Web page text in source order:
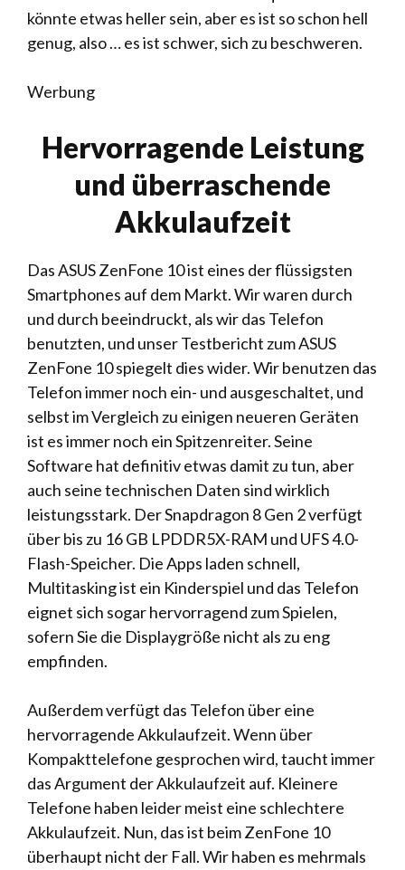
könnte etwas heller sein, aber es ist so schon hell
genug, also … es ist schwer, sich zu beschweren.
Werbung
Hervorragende Leistung
und überraschende
Akkulaufzeit
Das ASUS ZenFone 10 ist eines der flüssigsten
Smartphones auf dem Markt. Wir waren durch
und durch beeindruckt, als wir das Telefon
benutzten, und unser Testbericht zum ASUS
ZenFone 10 spiegelt dies wider. Wir benutzen das
Telefon immer noch ein- und ausgeschaltet, und
selbst im Vergleich zu einigen neueren Geräten
ist es immer noch ein Spitzenreiter. Seine
Software hat definitiv etwas damit zu tun, aber
auch seine technischen Daten sind wirklich
leistungsstark. Der Snapdragon 8 Gen 2 verfügt
über bis zu 16 GB LPDDR5X-RAM und UFS 4.0-
Flash-Speicher. Die Apps laden schnell,
Multitasking ist ein Kinderspiel und das Telefon
eignet sich sogar hervorragend zum Spielen,
sofern Sie die Displaygröße nicht als zu eng
empfinden.
Außerdem verfügt das Telefon über eine
hervorragende Akkulaufzeit. Wenn über
Kompakttelefone gesprochen wird, taucht immer
das Argument der Akkulaufzeit auf. Kleinere
Telefone haben leider meist eine schlechtere
Akkulaufzeit. Nun, das ist beim ZenFone 10
überhaupt nicht der Fall. Wir haben es mehrmals